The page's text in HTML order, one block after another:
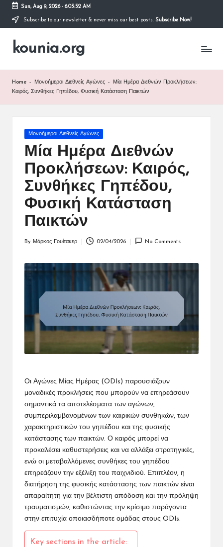
Skip
content
Sun, Aug 9, 2026- 6:03:53 AM
Subscribe to our newsletter & never miss our best posts. Subscribe Now!
kounia.org
Home - Μονοήμεροι Διεθνείς Αγώνες -
Μία Ημέρα Διεθνών Προκλήσεων:
Καιρός, Συνθήκες Γηπέδου, Φυσική Κατάσταση Παικτών
Posted
Μονοήμεροι Διεθνείς Αγώνες
Μία Ημέρα Διεθνών
Προκλήσεων: Καιρός,
Συνθήκες Γηπέδου,
Φυσική Κατάσταση
Παικτών
By Μάρκος Γουίτακερ 02/04/2026 No Comments
Οι Αγώνες Μίας Ημέρας (ODIs) παρουσιάζουν
μοναδικές προκλήσεις που μπορούν να επηρεάσουν
σημαντικά τα αποτελέσματα των αγώνων,
συμπεριλαμβανομένων των καιρικών συνθηκών, των
χαρακτηριστικών του γηπέδου και της φυσικής
κατάστασης των παικτών. Ο καιρός μπορεί να
προκαλέσει καθυστερήσεις και να αλλάξει στρατηγικές,
ενώ οι μεταβαλλόμενες συνθήκες του γηπέδου
επηρεάζουν την εξέλιξη του παιχνιδιού. Επιπλέον, η
διατήρηση της φυσικής κατάστασης των παικτών είναι
απαραίτητη για την βέλτιστη απόδοση και την πρόληψη
τραυματισμών, καθιστώντας την κρίσιμο παράγοντα
στην επιτυχία οποιασδήποτε ομάδας στους ODIs.
Key sections in the article: